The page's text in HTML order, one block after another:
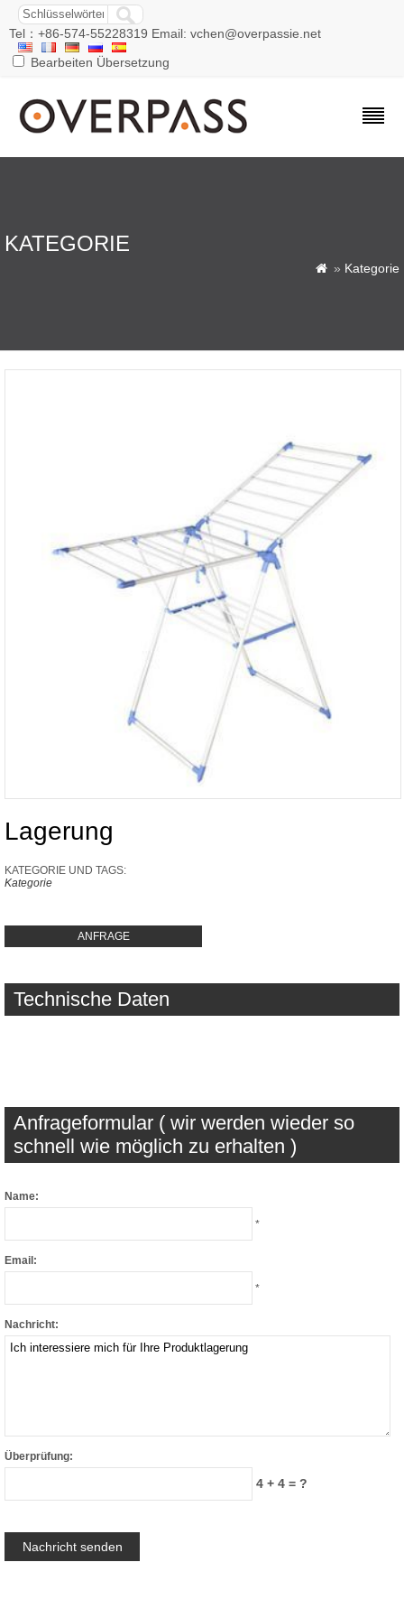
Tel：+86-574-55228319 Email: vchen@overpassie.net
Bearbeiten Übersetzung
KATEGORIE
 » Kategorie
Lagerung
KATEGORIE UND TAGS:
Kategorie
ANFRAGE
Technische Daten
Anfrageformular ( wir werden wieder so
schnell wie möglich zu erhalten )
Name:
*
Email:
*
Nachricht:
Überprüfung:
4 + 4 = ?